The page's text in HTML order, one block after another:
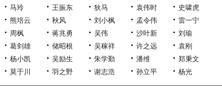
马玲
王振东 狄马 袁伟时
史啸虎
熊培云
秋风 刘小枫 孟令伟
雷一宁
周枫
蒋兆勇 吴伟 沙叶新
刘瑜
葛剑雄
储昭根 吴稼祥 许之远
袁刚
杨小凯
吴励生 朱学勤 潘维
郑秉文
莫于川
羽之野 谢志浩 孙立平 杨光